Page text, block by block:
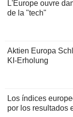
L'Europe ouvre
de la "tech"
Aktien Europa
KI-Erholung
Los índices
por los resultados